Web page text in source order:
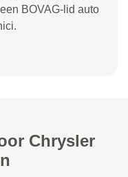
BOVAG-lid auto
Chrysler